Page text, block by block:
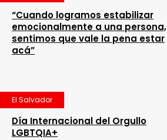
“Cuando logramos estabilizar
emocionalmente a una persona,
sentimos que vale la pena estar
acá”
El Salvador
Día Internacional del Orgullo
LGBTQIA+